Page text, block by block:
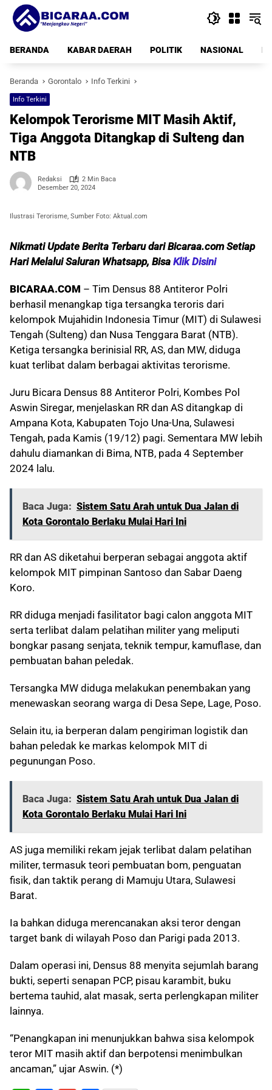
Langsung
konten
BERANDA
KABAR DAERAH POLITIK NASIONAL
Beranda Gorontalo Info Terkini
Info Terkini
Kelompok Terorisme MIT Masih Aktif,
Tiga Anggota Ditangkap di Sulteng dan
NTB
Redaksi
2 Min Baca
Desember 20, 2024
Ilustrasi Terorisme, Sumber Foto: Aktual.com
Nikmati Update Berita Terbaru dari Bicaraa.com Setiap
Hari Melalui Saluran Whatsapp, Bisa Klik Disini
BICARAA.COM – Tim Densus 88 Antiteror Polri
berhasil menangkap tiga tersangka teroris dari
kelompok Mujahidin Indonesia Timur (MIT) di Sulawesi
Tengah (Sulteng) dan Nusa Tenggara Barat (NTB).
Ketiga tersangka berinisial RR, AS, dan MW, diduga
kuat terlibat dalam berbagai aktivitas terorisme.
Juru Bicara Densus 88 Antiteror Polri, Kombes Pol
Aswin Siregar, menjelaskan RR dan AS ditangkap di
Ampana Kota, Kabupaten Tojo Una-Una, Sulawesi
Tengah, pada Kamis (19/12) pagi. Sementara MW lebih
dahulu diamankan di Bima, NTB, pada 4 September
2024 lalu.
Baca Juga: Sistem Satu Arah untuk Dua Jalan di
Kota Gorontalo Berlaku Mulai Hari Ini
RR dan AS diketahui berperan sebagai anggota aktif
kelompok MIT pimpinan Santoso dan Sabar Daeng
Koro.
RR diduga menjadi fasilitator bagi calon anggota MIT
serta terlibat dalam pelatihan militer yang meliputi
bongkar pasang senjata, teknik tempur, kamuflase, dan
pembuatan bahan peledak.
Tersangka MW diduga melakukan penembakan yang
menewaskan seorang warga di Desa Sepe, Lage, Poso.
Selain itu, ia berperan dalam pengiriman logistik dan
bahan peledak ke markas kelompok MIT di
pegunungan Poso.
Baca Juga: Sistem Satu Arah untuk Dua Jalan di
Kota Gorontalo Berlaku Mulai Hari Ini
AS juga memiliki rekam jejak terlibat dalam pelatihan
militer, termasuk teori pembuatan bom, penguatan
fisik, dan taktik perang di Mamuju Utara, Sulawesi
Barat.
Ia bahkan diduga merencanakan aksi teror dengan
target bank di wilayah Poso dan Parigi pada 2013.
Dalam operasi ini, Densus 88 menyita sejumlah barang
bukti, seperti senapan PCP, pisau karambit, buku
bertema tauhid, alat masak, serta perlengkapan militer
lainnya.
“Penangkapan ini menunjukkan bahwa sisa kelompok
teror MIT masih aktif dan berpotensi menimbulkan
ancaman,” ujar Aswin. (*)